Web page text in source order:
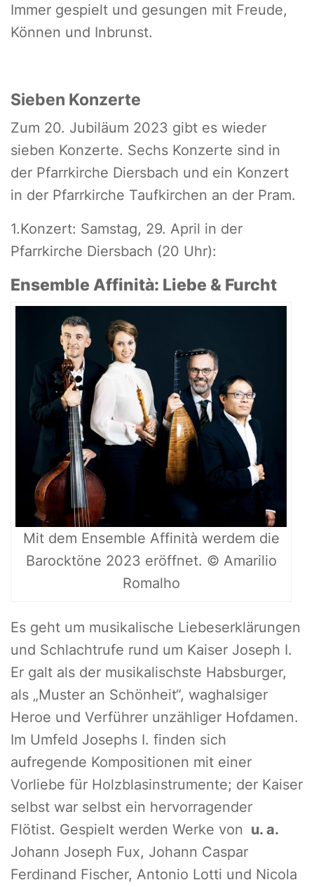
Immer gespielt und gesungen mit Freude,
Können und Inbrunst.
Sieben Konzerte
Zum 20. Jubiläum 2023 gibt es wieder
sieben Konzerte. Sechs Konzerte sind in
der Pfarrkirche Diersbach und ein Konzert
in der Pfarrkirche Taufkirchen an der Pram.
1.Konzert: Samstag, 29. April in der
Pfarrkirche Diersbach (20 Uhr):
Ensemble Affinità: Liebe & Furcht
Mit dem Ensemble Affinità werdem die
Barocktöne 2023 eröffnet. © Amarilio
Romalho
Es geht um musikalische Liebeserklärungen
und Schlachtrufe rund um Kaiser Joseph I.
Er galt als der musikalischste Habsburger,
als „Muster an Schönheit“, waghalsiger
Heroe und Verführer unzähliger Hofdamen.
Im Umfeld Josephs I. finden sich
aufregende Kompositionen mit einer
Vorliebe für Holzblasinstrumente; der Kaiser
selbst war selbst ein hervorragender
Flötist. Gespielt werden Werke von u. a.
Johann Joseph Fux, Johann Caspar
Ferdinand Fischer, Antonio Lotti und Nicola